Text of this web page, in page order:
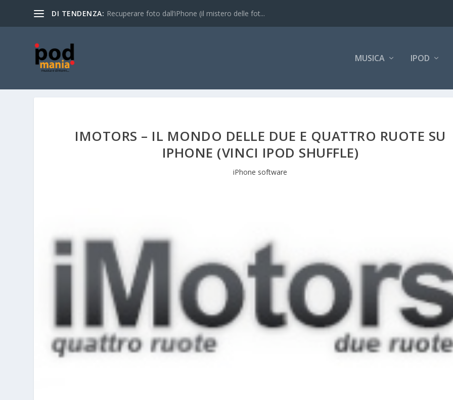
DI TENDENZA: Recuperare foto dall’iPhone (il mistero delle fot...
MUSICA IPOD
IMOTORS – IL MONDO DELLE DUE E QUATTRO RUOTE SU
IPHONE (VINCI IPOD SHUFFLE)
iPhone software